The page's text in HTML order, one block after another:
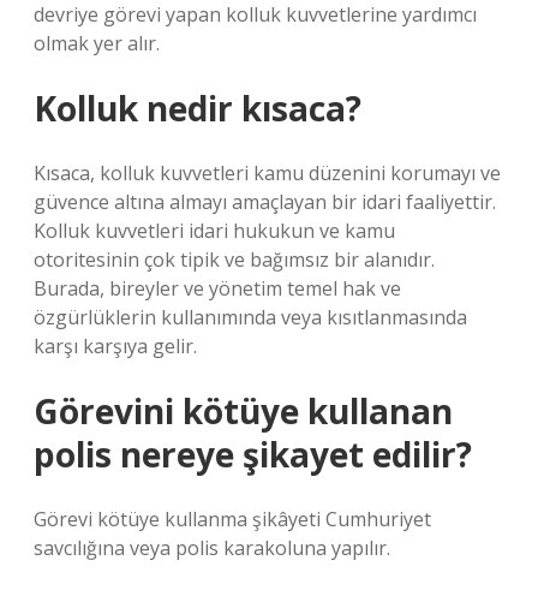
devriye görevi yapan kolluk kuvvetlerine yardımcı
olmak yer alır.
Kolluk nedir kısaca?
Kısaca, kolluk kuvvetleri kamu düzenini korumayı ve
güvence altına almayı amaçlayan bir idari faaliyettir.
Kolluk kuvvetleri idari hukukun ve kamu
otoritesinin çok tipik ve bağımsız bir alanıdır.
Burada, bireyler ve yönetim temel hak ve
özgürlüklerin kullanımında veya kısıtlanmasında
karşı karşıya gelir.
Görevini kötüye kullanan
polis nereye şikayet edilir?
Görevi kötüye kullanma şikâyeti Cumhuriyet
savcılığına veya polis karakoluna yapılır.